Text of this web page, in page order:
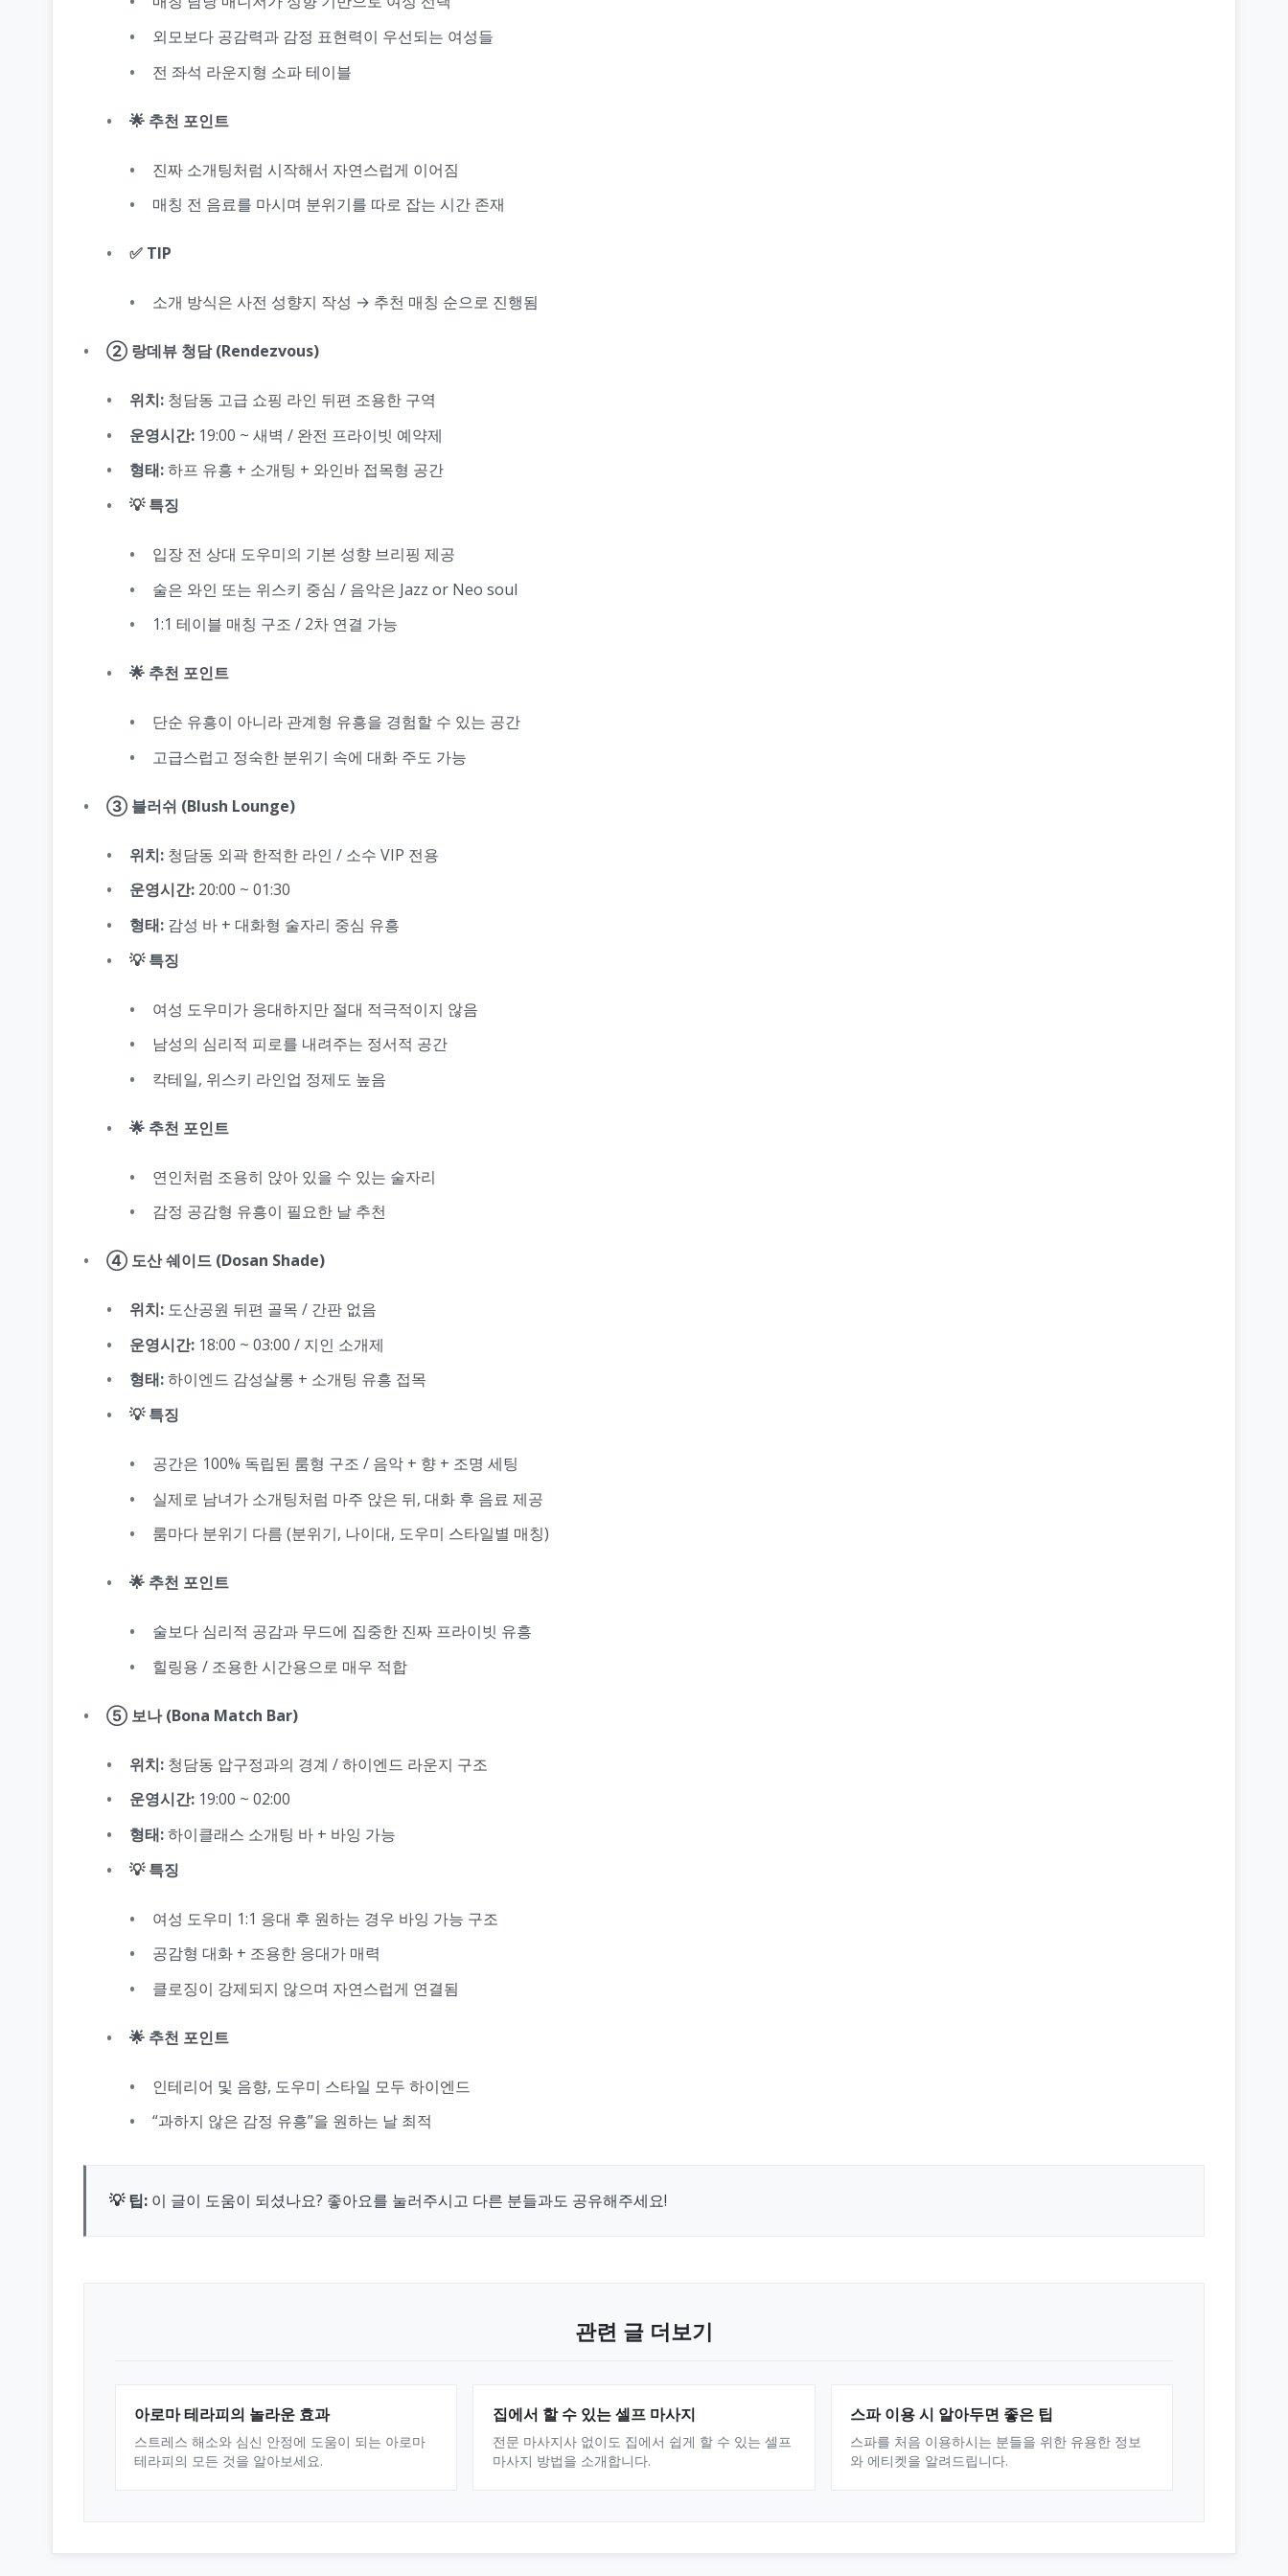
외모보다 공감력과 감정 표현력이 우선되는 여성들
전 좌석 라운지형 소파 테이블
🌟 추천 포인트
진짜 소개팅처럼 시작해서 자연스럽게 이어짐
매칭 전 음료를 마시며 분위기를 따로 잡는 시간 존재
✅ TIP
소개 방식은 사전 성향지 작성 → 추천 매칭 순으로 진행됨
② 랑데뷰 청담 (Rendezvous)
위치: 청담동 고급 쇼핑 라인 뒤편 조용한 구역
운영시간: 19:00 ~ 새벽 / 완전 프라이빗 예약제
형태:하프 유흥 + 소개팅 + 와인바 접목형 공간
💡 특징
입장 전 상대 도우미의 기본 성향 브리핑 제공
술은 와인 또는 위스키 중심 / 음악은 Jazz or Neo soul
1:1 테이블 매칭 구조 / 2차 연결 가능
🌟 추천 포인트
단순 유흥이 아니라 관계형 유흥을 경험할 수 있는 공간
고급스럽고 정숙한 분위기 속에 대화 주도 가능
③ 블러쉬 (Blush Lounge)
위치: 청담동 외곽 한적한 라인 / 소수 VIP 전용
운영시간: 20:00 ~ 01:30
형태: 감성 바 + 대화형 술자리 중심 유흥
💡 특징
여성 도우미가 응대하지만 절대 적극적이지 않음
남성의 심리적 피로를 내려주는 정서적 공간
칵테일, 위스키 라인업 정제도 높음
🌟 추천 포인트
연인처럼 조용히 앉아 있을 수 있는 술자리
감정 공감형 유흥이 필요한 날 추천
④ 도산 쉐이드 (Dosan Shade)
위치: 도산공원 뒤편 골목 / 간판 없음
운영시간: 18:00 ~ 03:00 / 지인 소개제
형태:하이엔드 감성살롱 + 소개팅 유흥 접목
💡 특징
공간은 100% 독립된 룸형 구조 / 음악 + 향 + 조명 세팅
실제로 남녀가 소개팅처럼 마주 앉은 뒤, 대화 후 음료 제공
룸마다 분위기 다름 (분위기, 나이대, 도우미 스타일별 매칭)
🌟 추천 포인트
술보다 심리적 공감과 무드에 집중한 진짜 프라이빗 유흥
힐링용 / 조용한 시간용으로 매우 적합
⑤ 보나 (Bona Match Bar)
위치: 청담동 압구정과의 경계 / 하이엔드 라운지 구조
운영시간: 19:00 ~ 02:00
형태:하이클래스 소개팅 바 + 바잉 가능
💡 특징
여성 도우미 1:1 응대 후 원하는 경우 바잉 가능 구조
공감형 대화 + 조용한 응대가 매력
클로징이 강제되지 않으며 자연스럽게 연결됨
🌟 추천 포인트
인테리어 및 음향, 도우미 스타일 모두 하이엔드
“과하지 않은 감정 유흥”을 원하는 날 최적
💡 팁: 이 글이 도움이 되셨나요? 좋아요를 눌러주시고 다른 분들과도 공유해주세요!
관련 글 더보기
아로마 테라피의 놀라운 효과
스트레스 해소와 심신 안정에 도움이 되는 아로마
테라피의 모든 것을 알아보세요.
집에서 할 수 있는 셀프 마사지
전문 마사지사 없이도 집에서 쉽게 할 수 있는 셀프
마사지 방법을 소개합니다.
스파 이용 시 알아두면 좋은 팁
스파를 처음 이용하시는 분들을 위한 유용한 정보
와 에티켓을 알려드립니다.